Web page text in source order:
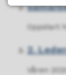
Oppstart
2.
Våren